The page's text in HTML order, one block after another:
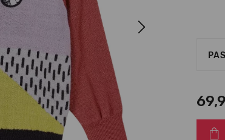
Next